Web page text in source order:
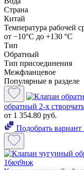
Страна
Китай
Температура рабочей
от −10°С до +130 °С
Тип
Обратный
Тип присоединения
Межфланцевое
Популярные в разделе
обратный 2-х
от 1 354.80 руб.
Подобрать вариант